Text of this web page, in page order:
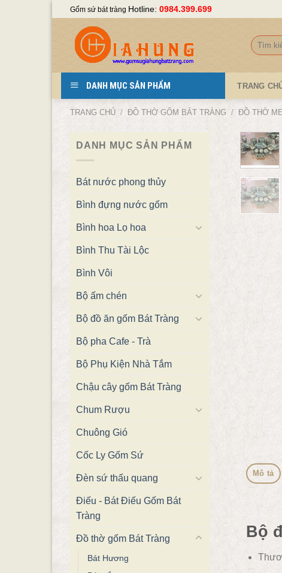
Skip
content
Gốm sứ bát tràng Hotline: 0984.399.699
Tìm
kiếm:
DANH MỤC SẢN PHẨM TRANG
TRANG CHỦ / ĐỒ THỜ GỐM BÁT TRÀNG / ĐỒ THỜ
DANH MỤC SẢN PHẨM
Bát nước phong thủy
Bình đựng nước gốm
Bình hoa Lọ hoa
Bình Thu Tài Lộc
Bình Vôi
Bộ ấm chén
Bộ đồ ăn gốm Bát Tràng
Bộ pha Cafe - Trà
Bộ Phụ Kiện Nhà Tắm
Chậu cây gốm Bát Tràng
Chum Rượu
Chuông Gió
Cốc Ly Gốm Sứ
Đèn sứ thấu quang
Điếu - Bát Điếu Gốm Bát
Tràng
Đồ thờ gốm Bát Tràng
Bát Hương
Mô tả
Bộ